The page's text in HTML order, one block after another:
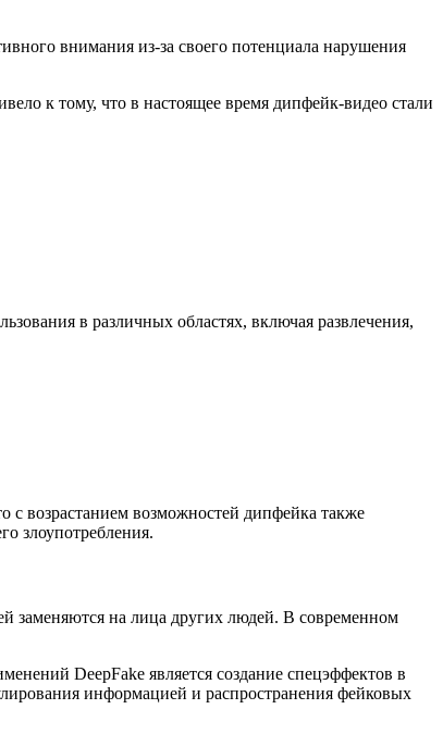
внимания из-за своего потенциала нарушения
к тому, что в настоящее время дипфейк-видео стали
в различных областях, включая развлечения,
с возрастанием возможностей дипфейка также
злоупотребления.
заменяются на лица других людей. В современном
DeepFake является создание спецэффектов в
информацией и распространения фейковых